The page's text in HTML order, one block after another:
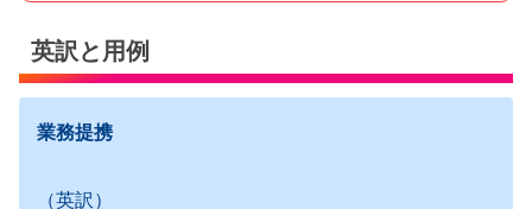
英訳と用例
業務提携
（英訳）